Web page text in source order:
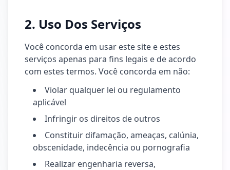
2. Uso Dos Serviços
Você concorda em usar este site e estes
serviços apenas para fins legais e de acordo
com estes termos. Você concorda em não:
Violar qualquer lei ou regulamento
aplicável
Infringir os direitos de outros
Constituir difamação, ameaças, calúnia,
obscenidade, indecência ou pornografia
Realizar engenharia reversa,